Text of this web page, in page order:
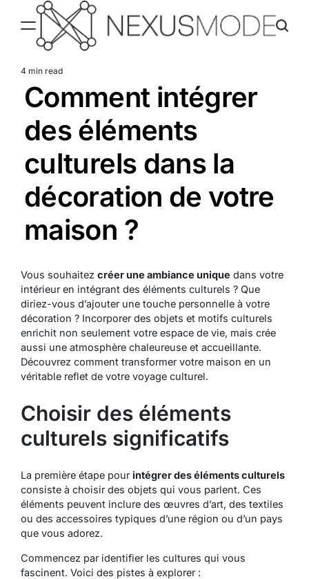
content
Estimated
read
time
4 min read
Comment intégrer
des éléments
culturels dans la
décoration de votre
maison ?
Vous souhaitez créer une ambiance unique dans votre
intérieur en intégrant des éléments culturels ? Que
diriez-vous d’ajouter une touche personnelle à votre
décoration ? Incorporer des objets et motifs culturels
enrichit non seulement votre espace de vie, mais crée
aussi une atmosphère chaleureuse et accueillante.
Découvrez comment transformer votre maison en un
véritable reflet de votre voyage culturel.
Choisir des éléments
culturels significatifs
La première étape pour intégrer des éléments culturels
consiste à choisir des objets qui vous parlent. Ces
éléments peuvent inclure des œuvres d’art, des textiles
ou des accessoires typiques d’une région ou d’un pays
que vous adorez.
Commencez par identifier les cultures qui vous
fascinent. Voici des pistes à explorer :